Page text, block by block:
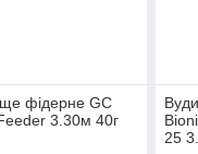
фідерне GC
3.30м 40г
25